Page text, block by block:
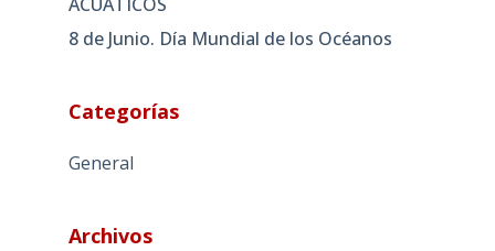
8 de Junio. Día Mundial de los Océanos
Categorías
General
Archivos